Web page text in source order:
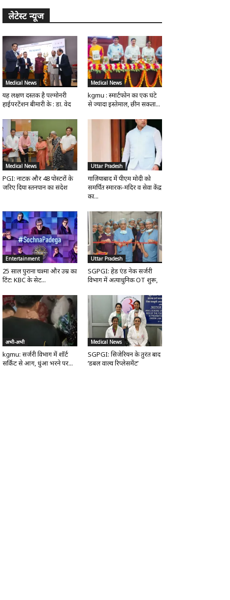
लेटेस्ट न्यूज
Medical News
यह लक्षण दस्तक है पल्मोनरी
हाईपरटेंशन बीमारी के : डा. वेद
Medical News
kgmu : स्मार्टफोन का एक घंटे
से ज्यादा इस्तेमाल, छीन सकता...
Medical News
PGI: नाटक और 48 पोस्टरों के
जरिए दिया स्तनपान का संदेश
Uttar Pradesh
गाज़ियाबाद में पीएम मोदी को
समर्पित स्मारक-मंदिर व सेवा केंद्र
का...
Entertainment
25 साल पुराना चश्मा और उम्र का
टिंट: KBC के सेट...
Uttar Pradesh
SGPGI: हेड एंड नेक सर्जरी
विभाग में अत्याधुनिक OT शुरू,
अभी-अभी
kgmu: सर्जरी विभाग में शॉर्ट
सर्किट से आग, धुंआ भरने पर...
Medical News
SGPGI: सिजेरियन के तुरंत बाद
‘डबल वाल्व रिप्लेसमेंट’